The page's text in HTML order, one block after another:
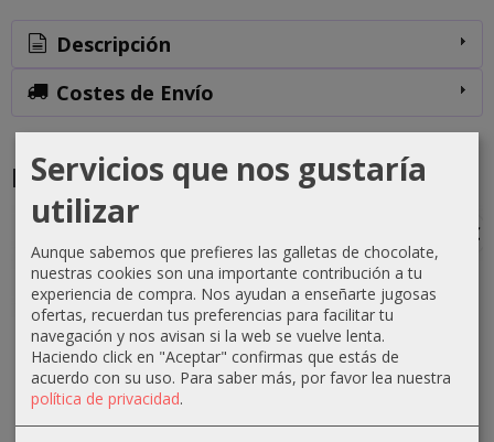
Descripción
Costes de Envío
Productos Relacionados
Crema
oxigenada
Techline
1000ml
20...
Crema
oxigenada
Techline
75ml 40...
Crema
oxigenada
Absoluk
20...
-3 €
oxigenada
1000ml
40...
Servicios que nos gustaría
utilizar
Aunque sabemos que prefieres las galletas de chocolate,
nuestras cookies son una importante contribución a tu
experiencia de compra. Nos ayudan a enseñarte jugosas
ofertas, recuerdan tus preferencias para facilitar tu
navegación y nos avisan si la web se vuelve lenta.
Haciendo click en "Aceptar" confirmas que estás de
acuerdo con su uso. Para saber más, por favor lea nuestra
política de privacidad.